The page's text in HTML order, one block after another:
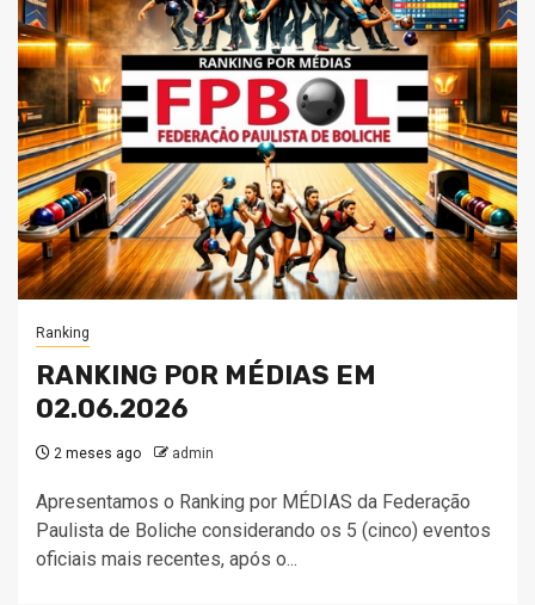
Ranking
RANKING POR MÉDIAS EM
02.06.2026
2 meses ago admin
Apresentamos o Ranking por MÉDIAS da Federação
Paulista de Boliche considerando os 5 (cinco) eventos
oficiais mais recentes, após o...